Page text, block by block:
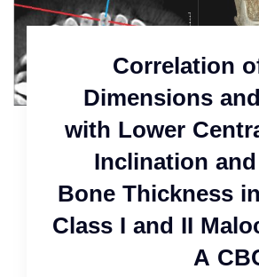
Correlation
Dimensions
with Lower
Inclination
Bone Thickness
Class I and II
A